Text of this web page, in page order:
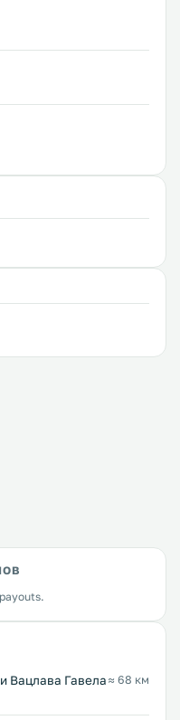
Вацлава Гавела ≈ 68 км